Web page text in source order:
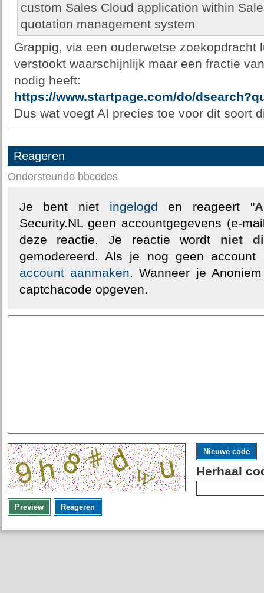
custom Sales Cloud application within
quotation management system
Grappig, via een ouderwetse zoekopdracht
verstookt waarschijnlijk maar een fractie
nodig heeft:
https://www.startpage.com/do/
Dus wat voegt AI precies toe voor dit soort
Reageren
Ondersteunde bbcodes
Je bent niet ingelogd en reageert "
Security.NL geen accountgegevens (e-
deze reactie. Je reactie wordt niet
gemodereerd. Als je nog geen
account aanmaken. Wanneer je
captchacode opgeven.
Nieuwe code
Herhaal
Preview Reageren